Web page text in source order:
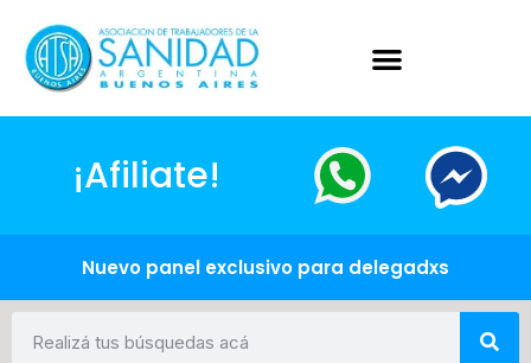
¡Afiliate!
Nuevo panel exclusivo para delegadxs